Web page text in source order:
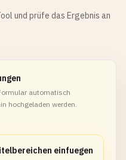
und prüfe das Ergebnis an
automatisch
hochgeladen werden.
einfuegen